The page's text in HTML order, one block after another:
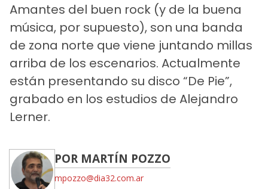
Amantes del buen rock (y de la buena
música, por supuesto), son una banda
de zona norte que viene juntando millas
arriba de los escenarios. Actualmente
están presentando su disco “De Pie”,
grabado en los estudios de Alejandro
Lerner.
POR MARTÍN POZZO
mpozzo@dia32.com.ar